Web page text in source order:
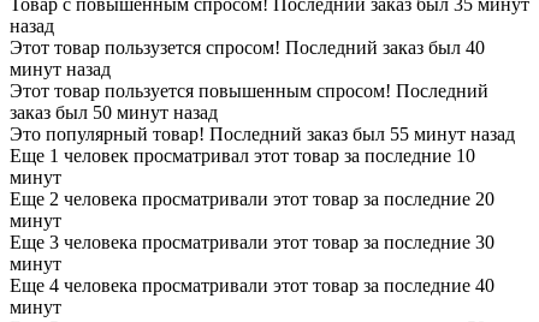
назад
Этот товар пользузется спросом! Последний заказ был 40
минут назад
Этот товар пользуется повышенным спросом! Последний
заказ был 50 минут назад
Это популярный товар! Последний заказ был 55 минут назад
Еще 1 человек просматривал этот товар за последние 10
минут
Еще 2 человека просматривали этот товар за последние 20
минут
Еще 3 человека просматривали этот товар за последние 30
минут
Еще 4 человека просматривали этот товар за последние 40
минут